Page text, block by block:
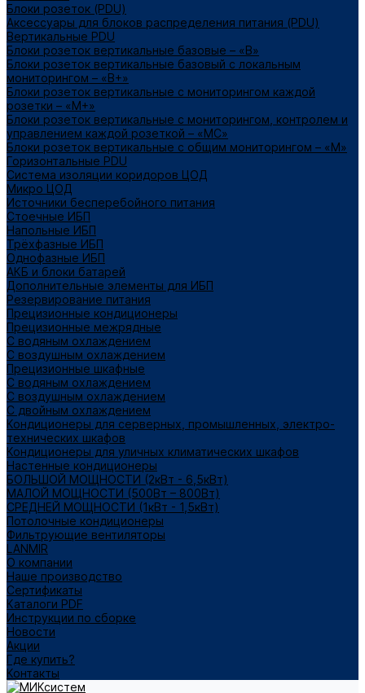
Блоки розеток (PDU)
Аксессуары для блоков распределения питания (PDU)
Вертикальные PDU
Блоки розеток вертикальные базовые – «В»
Блоки розеток вертикальные базовый с локальным
мониторингом – «В+»
Блоки розеток вертикальные с мониторингом каждой
розетки – «М+»
Блоки розеток вертикальные с мониторингом, контролем и
управлением каждой розеткой – «МС»
Блоки розеток вертикальные с общим мониторингом – «М»
Горизонтальные PDU
Система изоляции коридоров ЦОД
Микро ЦОД
Источники бесперебойного питания
Стоечные ИБП
Напольные ИБП
Трёхфазные ИБП
Однофазные ИБП
АКБ и блоки батарей
Дополнительные элементы для ИБП
Резервирование питания
Прецизионные кондиционеры
Прецизионные межрядные
С водяным охлаждением
С воздушным охлаждением
Прецизионные шкафные
С водяным охлаждением
С воздушным охлаждением
С двойным охлаждением
Кондиционеры для серверных, промышленных, электро-
технических шкафов
Кондиционеры для уличных климатических шкафов
Настенные кондиционеры
БОЛЬШОЙ МОЩНОСТИ (2кВт - 6,5кВт)
МАЛОЙ МОЩНОСТИ (500Вт – 800Вт)
СРЕДНЕЙ МОЩНОСТИ (1кВт - 1,5кВт)
Потолочные кондиционеры
Фильтрующие вентиляторы
LANMIR
О компании
Наше производство
Сертификаты
Каталоги PDF
Инструкции по сборке
Новости
Акции
Где купить?
Контакты